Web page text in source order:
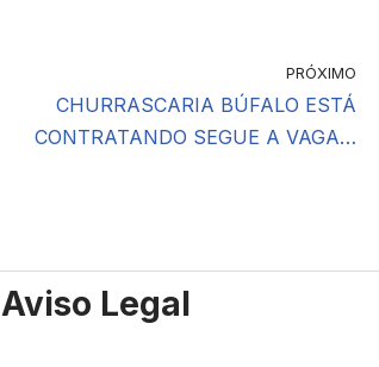
PRÓXIMO
CHURRASCARIA BÚFALO ESTÁ
CONTRATANDO SEGUE A VAGA…
Aviso Legal